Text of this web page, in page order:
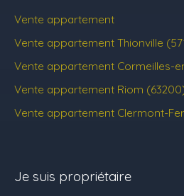
Vente appartement
Vente appartement Thionville
Vente appartement Cormeilles-
Vente appartement Riom
Vente appartement Clermont-
Je suis propriétaire